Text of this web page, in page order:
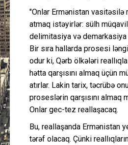
"Onlar Ermənistan vasitəsilə
atmaq istəyirlər: sülh
delimitasiya və
Bir sıra hallarda prosesi
odur ki, Qərb ölkələri reallıqla
hətta qarşısını almaq üçün
atırlar. Lakin tarix, təcrübə
proseslərin qarşısını almaq
Onlar gec-tez reallaşacaq.
Bu, reallaşanda Ermənistan
tərəf olacaq. Çünki